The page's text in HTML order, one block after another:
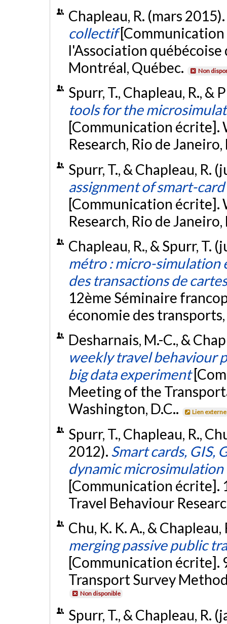
Chapleau, R. (mars 2015).
collectif[Communication
l'Association
Montréal, Québec.
Non
Spurr, T., Chapleau, R.,
tools for the
[Communication écrite].
Research, Rio de
Spurr, T., & Chapleau, R.
assignment of smart-
[Communication écrite].
Research, Rio de
Chapleau, R., & Spurr, T.
métro : micro-simulation
des transactions de
12ème Séminaire
économie des
Desharnais, M.-C., &
weekly travel behaviour
big data experiment
Meeting of the
Washington, D.C..
Lien externe
Spurr, T., Chapleau, R.,
2012). Smart cards, GIS,
dynamic
[Communication
Travel Behaviour
Chu, K. K. A., &
merging passive public
[Communication
Transport Survey
Non disponible
Spurr, T., & Chapleau, R.